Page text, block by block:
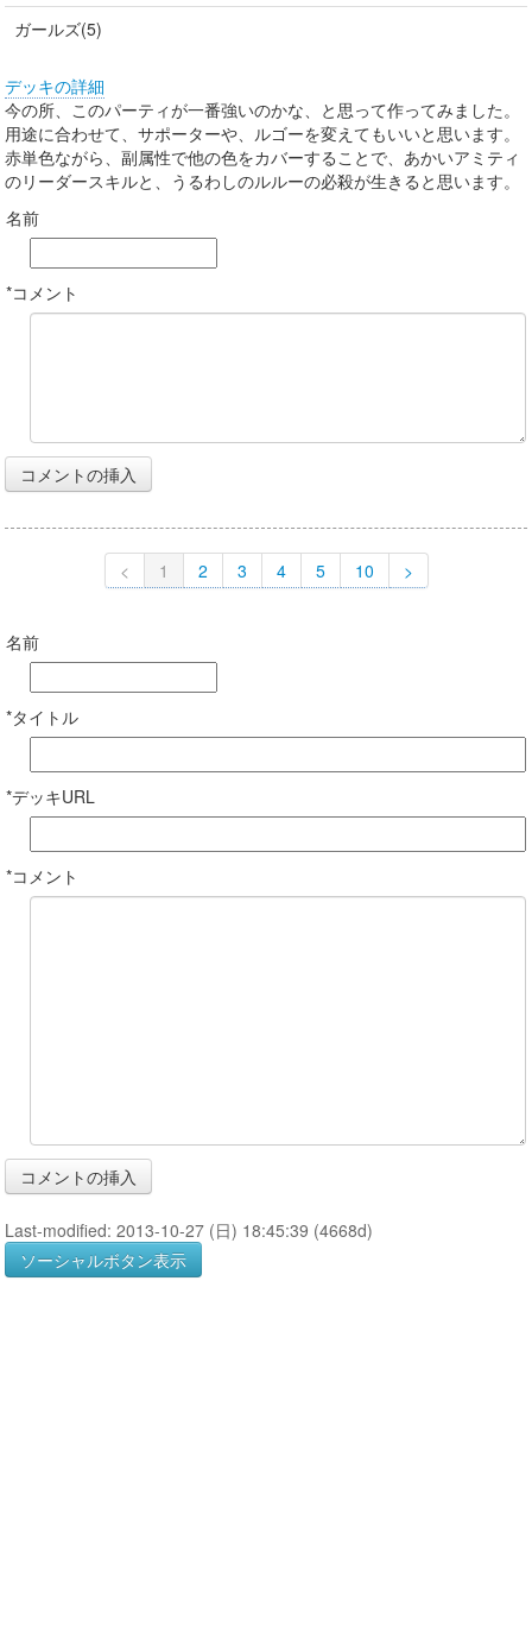
ガールズ(5)
デッキの詳細
今の所、このパーティが一番強いのかな、と思って作ってみました。
用途に合わせて、サポーターや、ルゴーを変えてもいいと思います。
赤単色ながら、副属性で他の色をカバーすることで、あかいアミティ
のリーダースキルと、うるわしのルルーの必殺が生きると思います。
名前
*コメント
< 1 2 3 4 5 10 >
名前
*タイトル
*デッキURL
*コメント
Last-modified: 2013-10-27 (日) 18:45:39 (4668d)
ソーシャルボタン表示